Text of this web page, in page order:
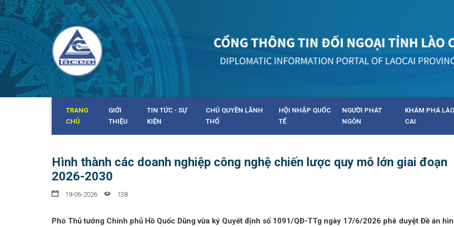
TRANG
CHỦ
GIỚI
THIỆU
TIN TỨC - SỰ
KIỆN
CHỦ QUYỀN LÃNH
THỔ
HỘI NHẬP QUỐC
TẾ
NGƯỜI PHÁT
NGÔN
KHÁM PHÁ LÀO
CAI
Hình thành các doanh nghiệp công nghệ chiến lược quy mô lớn giai đoạn
2026-2030
19-06-2026 138
Phó Thủ tướng Chính phủ Hồ Quốc Dũng vừa ký Quyết định số 1091/QĐ-TTg ngày 17/6/2026 phê duyệt Đề án